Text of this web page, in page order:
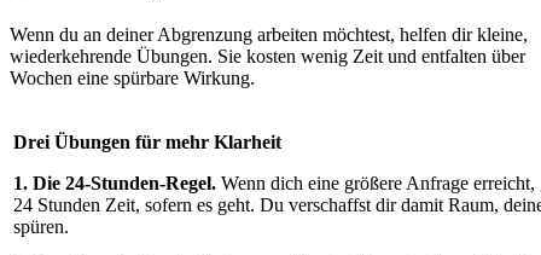
Wenn du an deiner Abgrenzung arbeiten möchtest, helfen dir kleine,
wiederkehrende Übungen. Sie kosten wenig Zeit und entfalten über
Wochen eine spürbare Wirkung.
Drei Übungen für mehr Klarheit
1. Die 24-Stunden-Regel. Wenn dich eine größere Anfrage
24 Stunden Zeit, sofern es geht. Du verschaffst dir damit Raum,
spüren.